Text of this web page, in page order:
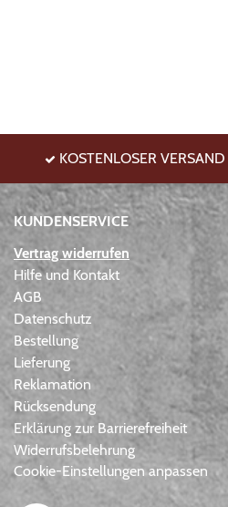
KOSTENLOSER
KUNDENSERVICE
Vertrag widerrufen
Hilfe und Kontakt
AGB
Datenschutz
Bestellung
Lieferung
Reklamation
Rücksendung
Erklärung zur Barrierefreiheit
Widerrufsbelehrung
Cookie-Einstellungen anpassen